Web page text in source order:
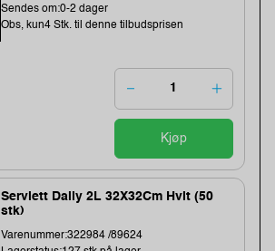
Sendes om:0-2 dager
Obs, kun4 Stk. til denne tilbudsprisen
Kjøp
Serviett Daily 2L 32X32Cm Hvit (50
stk)
Varenummer:322984 /89624